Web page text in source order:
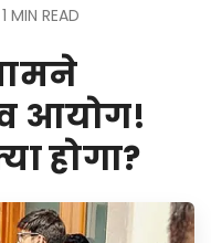
1 MIN READ
आयोग!
होगा?